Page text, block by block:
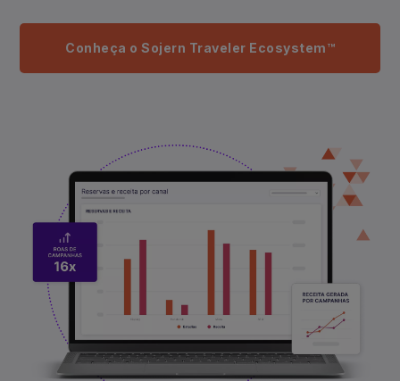
Conheça o Sojern Traveler Ecosystem™